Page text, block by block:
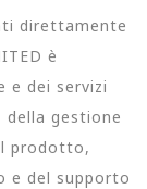
direttamente
è
e dei servizi
della gestione
prodotto,
e del supporto